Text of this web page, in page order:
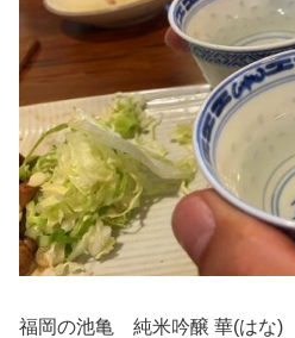
福岡の池亀 純米吟醸 華(はな)